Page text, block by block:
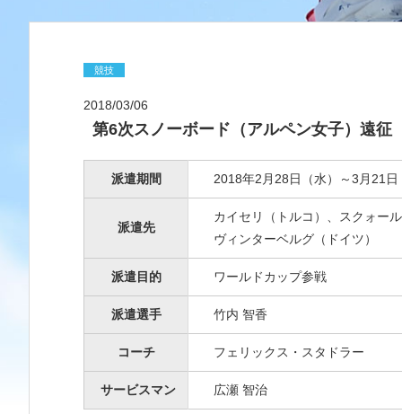
競技
2018/03/06
第6次スノーボード（アルペン女子）遠征
派遣期間 2018年2月28日（水）～3月21日
派遣先
カイセリ（トルコ）、スクォー
ヴィンターベルグ（ドイツ）
派遣目的 ワールドカップ参戦
派遣選手 竹内 智香
コーチ フェリックス・スタドラー
サービスマン 広瀬 智治